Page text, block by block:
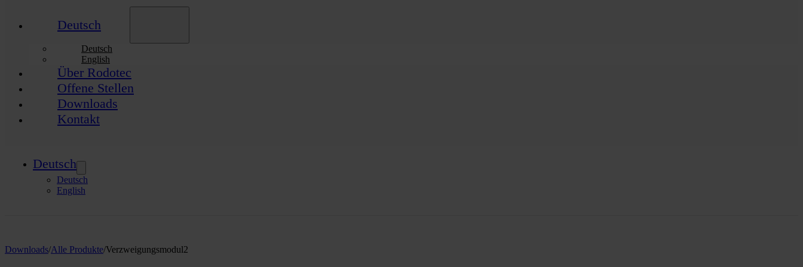
Deutsch
Deutsch
English
Über Rodotec
Offene Stellen
Downloads
Kontakt
Deutsch
Deutsch
English
Downloads/Alle Produkte/Verzweigungsmodul2